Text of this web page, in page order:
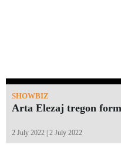
SHOWBIZ
Arta Elezaj tregon
2 July 2022 | 2 July 2022